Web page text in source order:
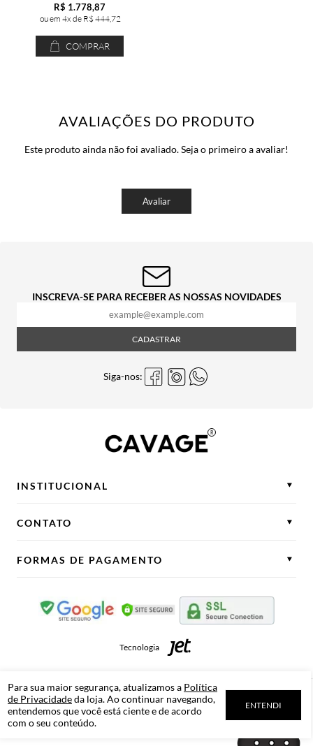
Para sua maior segurança, atualizamos a Política
de Privacidadeda loja. Ao continuar navegando,
entendemos que você está ciente e de acordo
com o seu conteúdo.
ENTENDI
R$ 1.778,87
4x de R$ 444,72
COMPRAR
AVALIAÇÕES DO PRODUTO
Este produto ainda não foi avaliado. Seja o primeiro a avaliar!
Avaliar
INSCREVA-SE PARA RECEBER AS NOSSAS NOVIDADES
CADASTRAR
Siga-nos:
INSTITUCIONAL
CONTATO
FORMAS DE PAGAMENTO
Tecnologia
CavageNovo HamburgoRS
CNPJ - 02.681.508/0001-28